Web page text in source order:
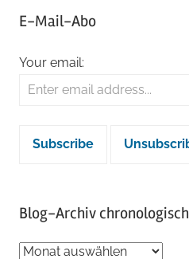
E-Mail-Abo
Your email:
Blog-Archiv chronologisch
Blog-